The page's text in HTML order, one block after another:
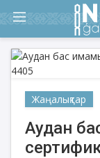
Жаңалықтар
Аудан